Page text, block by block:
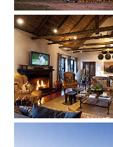
Show larger version